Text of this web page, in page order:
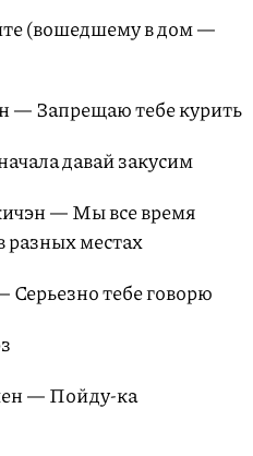
(вошедшему в дом —
— Запрещаю тебе курить
давай закусим
— Мы все время
разных местах
Серьезно тебе говорю
— Пойду-ка